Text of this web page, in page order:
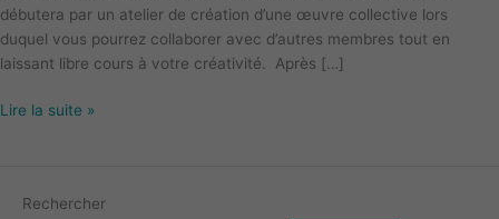
débutera par un atelier de création d’une œuvre collective lors
duquel vous pourrez collaborer avec d’autres membres tout en
laissant libre cours à votre créativité. Après […]
Lire la suite »
Rechercher